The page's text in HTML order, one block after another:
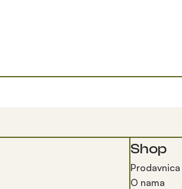
Shop
Prodavnica
O nama